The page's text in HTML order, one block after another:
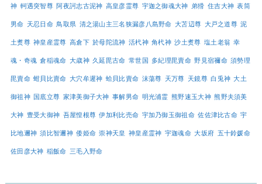
神 軻遇突智尊 阿夜訶志古泥神 高皇彦霊尊 宇迦之御魂大神 弟猾 住吉大神 表筒
男命 天忍日命 鳥取県 清之湯山主三名狭漏彦八島野命 大苫辺尊 大戸之道尊 泥
土煑尊 神皇産霊尊 高倉下 於母陀流神 活杙神 角杙神 沙土煑尊 塩土老翁 幸
魂・奇魂 倉稲魂命 大歳神 久延毘古命 常世国 多紀理毘賣命 野見宿禰命 須勢理
毘賣命 蚶貝比賣命 大穴牟遲神 蛤貝比賣命 沫蕩尊 天万尊 天鏡尊 白兎神 大土
御祖神 国底立尊 家津美御子大神 事解男命 明光浦霊 熊野速玉大神 熊野夫須美
大神 豊受大御神 吾屋惶根尊 伊加利比売命 宇加乃御玉御祖命 佐佐津比古命 宇
比地邇神 須比智邇神 倭姫命 崇神天皇 神皇産霊神 宇迦魂命 大坂府 五十鈴媛命
佐田彦大神 稲飯命 三毛入野命